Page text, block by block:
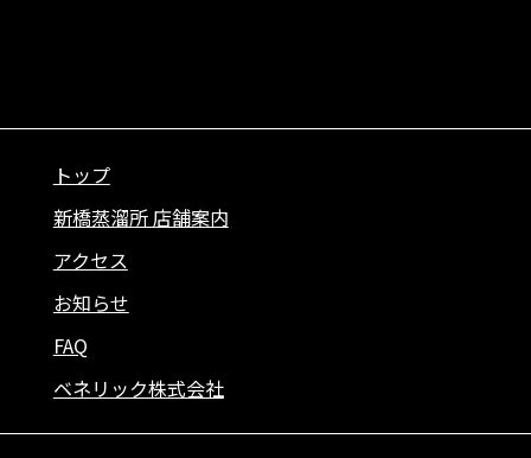
トップ
新橋蒸溜所 店舗案内
アクセス
お知らせ
FAQ
ベネリック株式会社